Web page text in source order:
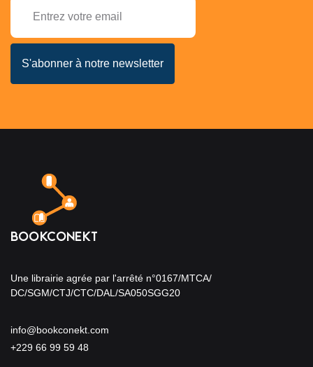
Une librairie agrée par l'arrêté n°0167/MTCA/
DC/SGM/CTJ/CTC/DAL/SA050SGG20
info@bookconekt.com
+229 66 99 59 48